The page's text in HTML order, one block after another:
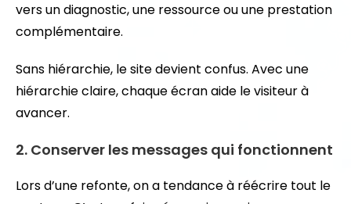
vers un diagnostic, une ressource ou une prestation
complémentaire.
Sans hiérarchie, le site devient confus. Avec une
hiérarchie claire, chaque écran aide le visiteur à
avancer.
2. Conserver les messages qui fonctionnent
Lors d’une refonte, on a tendance à réécrire tout le